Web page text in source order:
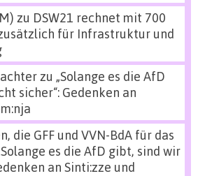
zu DSW21 rechnet mit 700
für Infrastruktur und
zu „Solange es die AfD
sicher“: Gedenken an
die GFF und VVN-BdA für das
es die AfD gibt, sind wir
an Sinti:zze und